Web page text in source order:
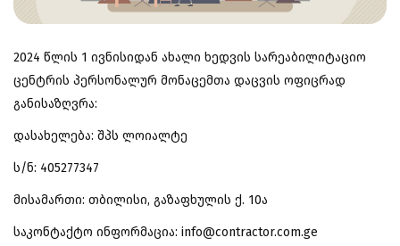
2024 წლის 1 ივნისიდან ახალი ხედვის სარეაბილიტაციო
ცენტრის პერსონალურ მონაცემთა დაცვის ოფიცრად
განისაზღვრა:
დასახელება: შპს ლოიალტე
ს/ნ: 405277347
მისამართი: თბილისი, გაზაფხულის ქ. 10ა
საკონტაქტო ინფორმაცია: info@contractor.com.ge